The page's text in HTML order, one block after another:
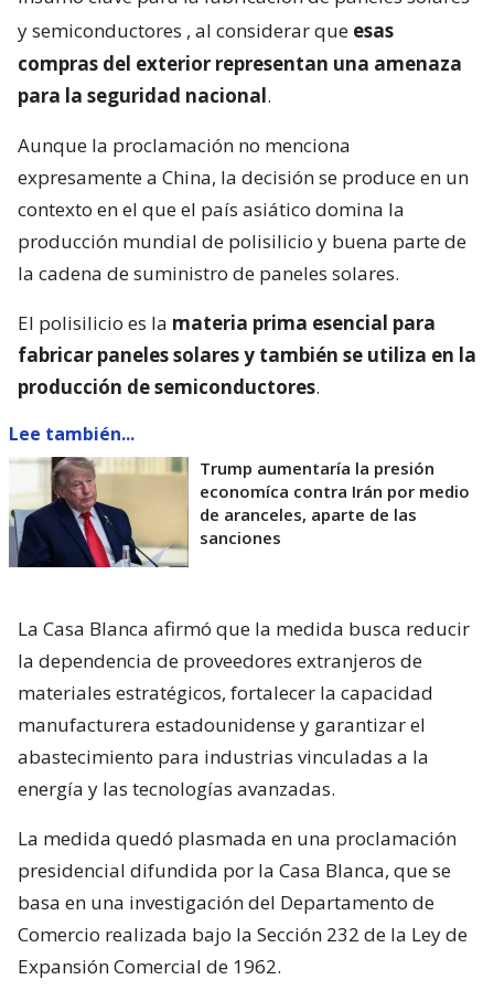
y semiconductores , al considerar que esas
compras del exterior representan una amenaza
para la seguridad nacional.
Aunque la proclamación no menciona
expresamente a China, la decisión se produce en un
contexto en el que el país asiático domina la
producción mundial de polisilicio y buena parte de
la cadena de suministro de paneles solares.
El polisilicio es la materia prima esencial para
fabricar paneles solares y también se utiliza en la
producción de semiconductores.
Lee también...
Trump aumentaría la presión
economíca contra Irán por medio
de aranceles, aparte de las
sanciones
La Casa Blanca afirmó que la medida busca reducir
la dependencia de proveedores extranjeros de
materiales estratégicos, fortalecer la capacidad
manufacturera estadounidense y garantizar el
abastecimiento para industrias vinculadas a la
energía y las tecnologías avanzadas.
La medida quedó plasmada en una proclamación
presidencial difundida por la Casa Blanca, que se
basa en una investigación del Departamento de
Comercio realizada bajo la Sección 232 de la Ley de
Expansión Comercial de 1962.